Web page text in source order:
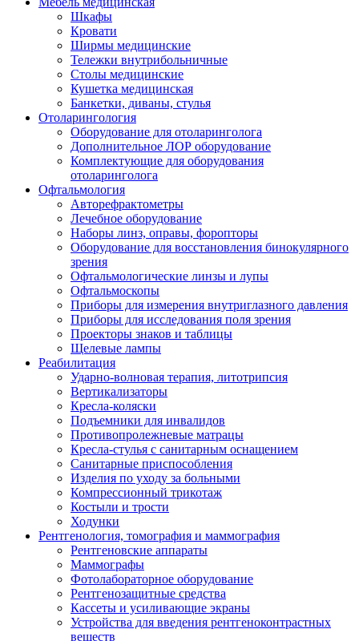
Шкафы
Кровати
Ширмы медицинские
Тележки внутрибольничные
Столы медицинские
Кушетка медицинская
Банкетки, диваны, стулья
Отоларингология
Оборудование для отоларинголога
Дополнительное ЛОР оборудование
Комплектующие для оборудования
отоларинголога
Офтальмология
Авторефрактометры
Лечебное оборудование
Наборы линз, оправы, форопторы
Оборудование для восстановления бинокулярного
зрения
Офтальмологические линзы и лупы
Офтальмоскопы
Приборы для измерения внутриглазного давления
Приборы для исследования поля зрения
Проекторы знаков и таблицы
Щелевые лампы
Реабилитация
Ударно-волновая терапия, литотрипсия
Вертикализаторы
Кресла-коляски
Подъемники для инвалидов
Противопролежневые матрацы
Кресла-стулья с санитарным оснащением
Санитарные приспособления
Изделия по уходу за больными
Компрессионный трикотаж
Костыли и трости
Ходунки
Рентгенология, томография и маммография
Рентгеновские аппараты
Маммографы
Фотолабораторное оборудование
Рентгенозащитные средства
Кассеты и усиливающие экраны
Устройства для введения рентгеноконтрастных
веществ